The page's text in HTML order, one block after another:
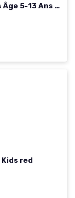
5-13 Ans 7-
red